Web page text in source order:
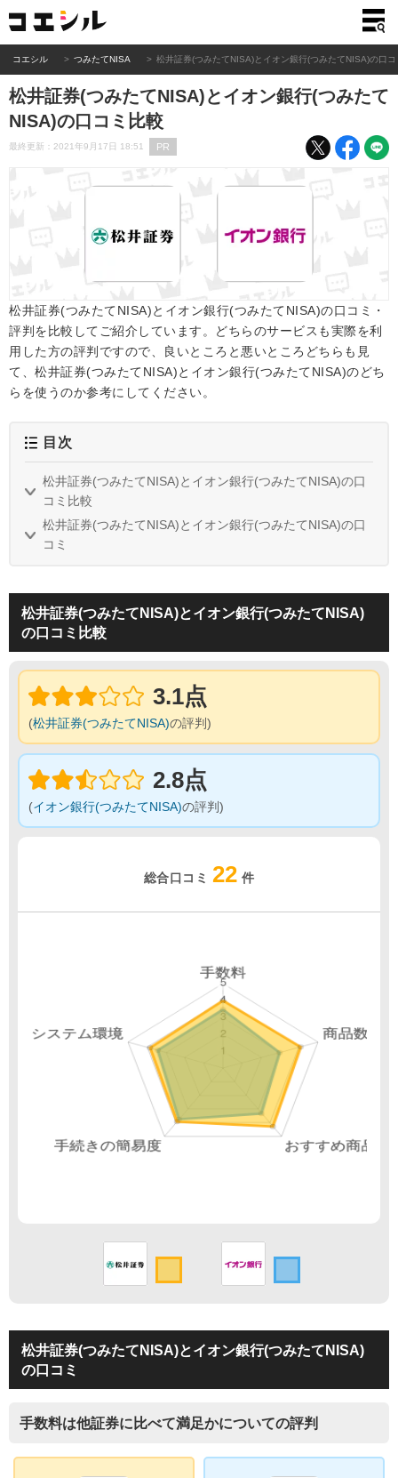
コエシル つみたてNISA 松井証券(つみたてNISA)とイオン銀行(つみたてNISA)の口
松井証券(つみたてNISA)とイオン銀行(つみたて
NISA)の口コミ比較
最終更新：2021年9月17日 18:51 PR
松井証券(つみたてNISA)とイオン銀行(つみたてNISA)の口コミ・
評判を比較してご紹介しています。どちらのサービスも実際を利
用した方の評判ですので、良いところと悪いところどちらも見
て、松井証券(つみたてNISA)とイオン銀行(つみたてNISA)のどち
らを使うのか参考にしてください。
目次
松井証券(つみたてNISA)とイオン銀行(つみたてNISA)の口
コミ比較
松井証券(つみたてNISA)とイオン銀行(つみたてNISA)の口
コミ
松井証券(つみたてNISA)とイオン銀行(つみたてNISA)
の口コミ比較
3.1点
(松井証券(つみたてNISA)の評判)
2.8点
(イオン銀行(つみたてNISA)の評判)
総合口コミ 22 件
松井証券(つみたてNISA)とイオン銀行(つみたてNISA)
の口コミ
手数料は他証券に比べて満足かについての評判